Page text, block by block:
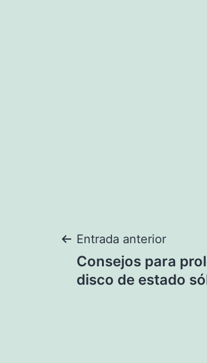
Navegación
de
Entrada anterior
Consejos para
disco de estado